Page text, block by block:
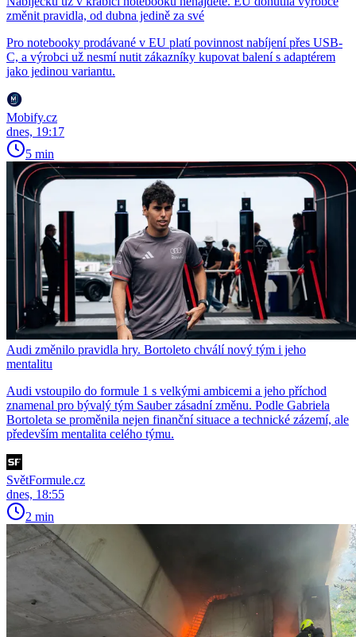
změnit pravidla, od dubna jedině za své
Pro notebooky prodávané v EU platí povinnost nabíjení přes USB-
C, a výrobci už nesmí nutit zákazníky kupovat balení s adaptérem
jako jedinou variantu.
Mobify.cz
dnes, 19:17
5 min
Audi změnilo pravidla hry. Bortoleto chválí nový tým i jeho
mentalitu
Audi vstoupilo do formule 1 s velkými ambicemi a jeho příchod
znamenal pro bývalý tým Sauber zásadní změnu. Podle Gabriela
Bortoleta se proměnila nejen finanční situace a technické zázemí, ale
především mentalita celého týmu.
SvětFormule.cz
dnes, 18:55
2 min